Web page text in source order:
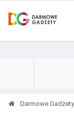
Darmowe Gadżety